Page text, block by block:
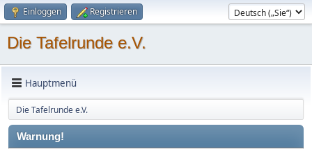
Einloggen Registrieren
Die Tafelrunde e.V.
Hauptmenü
Die Tafelrunde e.V.
Warnung!